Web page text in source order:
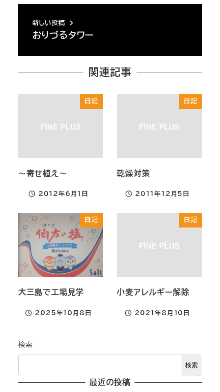
新しい投稿
おりづるタワー
関連記事
日記
～寄せ植え～
投稿日
2012年6月1日
日記
乾燥対策
投稿日
2011年12月5日
日記
大三島で工場見学
投稿日
2025年10月8日
日記
小麦アレルギー解除
投稿日
2021年8月10日
検索
検索
最近の投稿